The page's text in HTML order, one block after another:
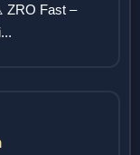
ZRO Fast –